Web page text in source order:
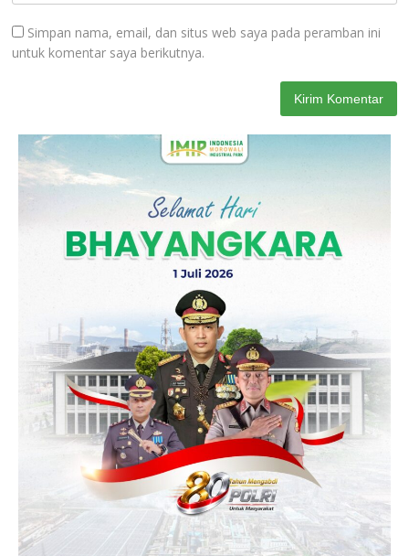
Simpan nama, email, dan situs web saya pada peramban ini
untuk komentar saya berikutnya.